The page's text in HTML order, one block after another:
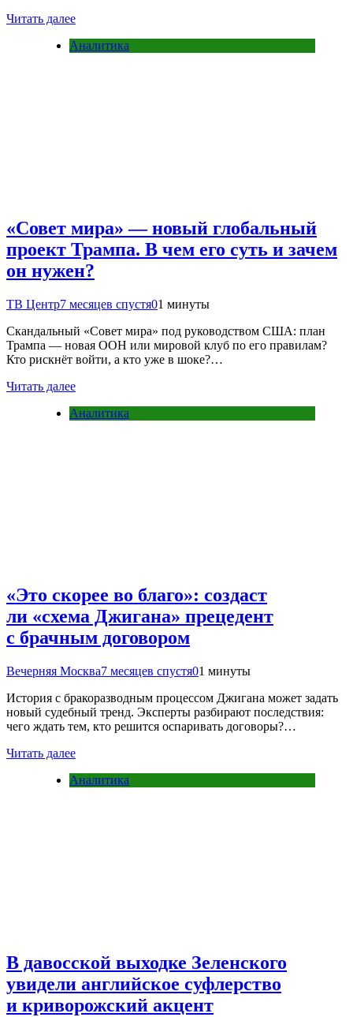
Читать далее
Аналитика
«Совет мира» — новый глобальный
проект Трампа. В чем его суть и зачем
он нужен?
ТВ Центр7 месяцев спустя01 минуты
Скандальный «Совет мира» под руководством США: план
Трампа — новая ООН или мировой клуб по его правилам?
Кто рискнёт войти, а кто уже в шоке?…
Читать далее
Аналитика
«Это скорее во благо»: создаст
ли «схема Джигана» прецедент
с брачным договором
Вечерняя Москва7 месяцев спустя01 минуты
История с бракоразводным процессом Джигана может задать
новый судебный тренд. Эксперты разбирают последствия:
чего ждать тем, кто решится оспаривать договоры?…
Читать далее
Аналитика
В давосской выходке Зеленского
увидели английское суфлерство
и криворожский акцент